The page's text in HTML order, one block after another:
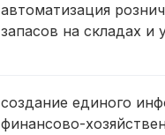
автоматизация
запасов на складах и
создание единого
финансово-